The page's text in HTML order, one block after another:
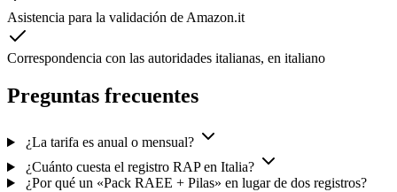
Asistencia para la validación de Amazon.it
Correspondencia con las autoridades italianas, en italiano
Preguntas frecuentes
¿La tarifa es anual o mensual?
¿Cuánto cuesta el registro RAP en Italia?
¿Por qué un «Pack RAEE + Pilas» en lugar de dos registros?